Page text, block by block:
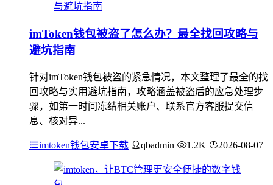
imToken钱包被盗了怎么办？最全找回攻略与
避坑指南
针对imToken钱包被盗的紧急情况，本文整理了最全的找
回攻略与实用避坑指南，攻略涵盖被盗后的应急处理步
骤，如第一时间冻结相关账户、联系官方客服提交信
息、核对异...
imtoken钱包安卓下载 qbadmin 1.2K 2026-08-07